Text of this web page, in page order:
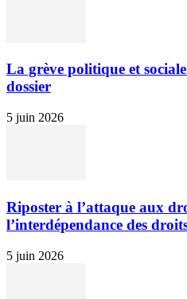
La grève politique et
dossier
5 juin 2026
Riposter à l’attaque aux
l’interdépendance des
5 juin 2026